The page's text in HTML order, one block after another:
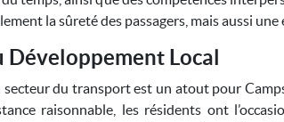
la sûreté des passagers, mais aussi
Local
secteur du transport est un atout pour
raisonnable, les résidents ont